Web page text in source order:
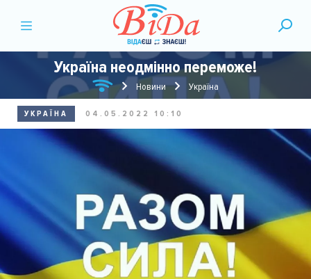
Україна неодмінно переможе!
Новини Україна
УКРАЇНА 04.05.2022 10:10